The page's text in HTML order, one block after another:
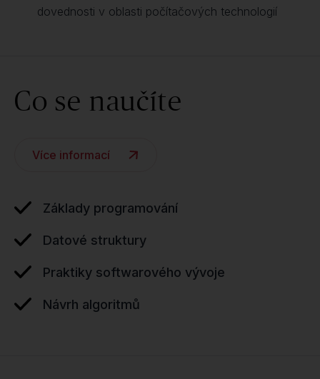
dovednosti v oblasti počítačových technologií
Co se naučíte
Více informací
Základy programování
Datové struktury
Praktiky softwarového vývoje
Návrh algoritmů